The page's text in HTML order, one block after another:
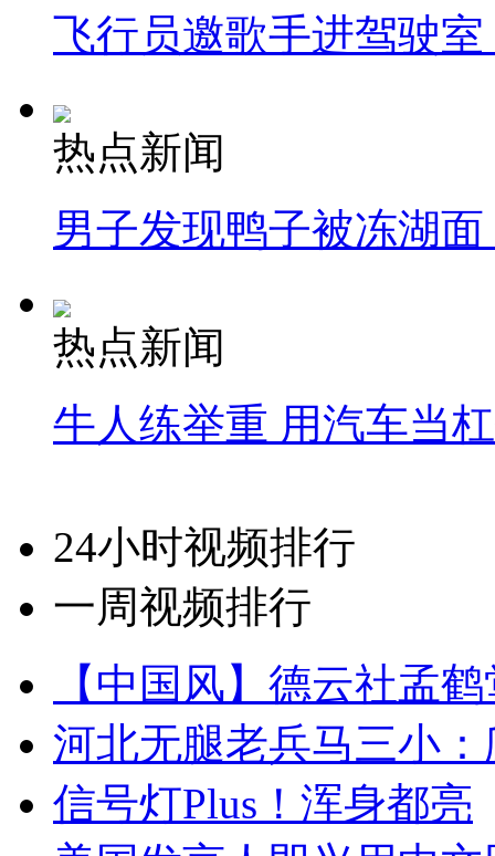
飞行员邀歌手进驾驶
热点新闻
男子发现鸭子被冻湖
热点新闻
牛人练举重 用汽车当
24小时视频排行
一周视频排行
【中国风】德云社孟
河北无腿老兵马三小
信号灯Plus！浑身都亮